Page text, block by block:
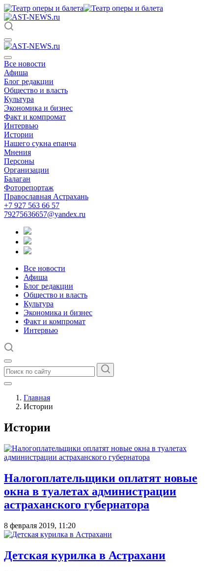
Все новости
Афиша
Блог редакции
Общество и власть
Культура
Экономика и бизнес
Факт и компромат
Интервью
Истории
Нашего сукна епанча
Мнения
Персоны
Организации
Балаган
Фоторепортаж
Православная Астрахань
+7 927 563 66 57
79275636657@yandex.ru
Все новости
Афиша
Блог редакции
Общество и власть
Культура
Экономика и бизнес
Факт и компромат
Интервью
Главная
Истории
Истории
Налогоплательщики оплатят новые
окна в туалетах администрации
астраханского губернатора
8 февраля 2019, 11:20
Детская курилка в Астрахани